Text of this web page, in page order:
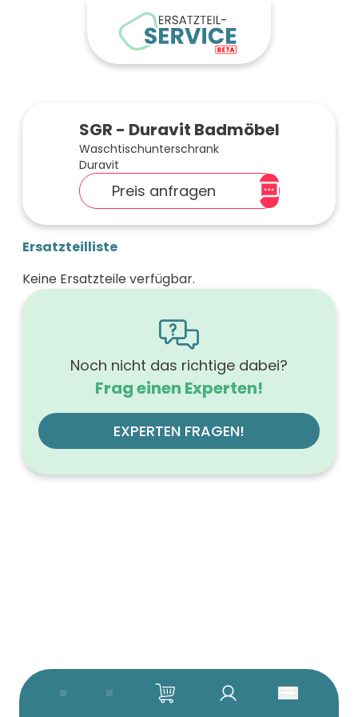
SGR - Duravit Badmöbel
Waschtischunterschrank
Duravit
Preis anfragen
Ersatzteilliste
Keine Ersatzteile verfügbar.
Noch nicht das richtige dabei?
Frag einen Experten!
EXPERTEN FRAGEN!